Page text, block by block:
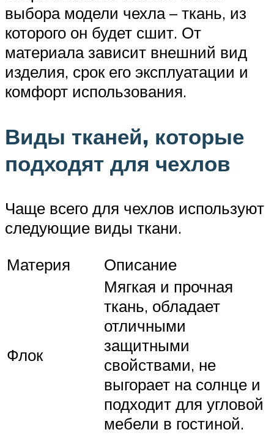
выбора модели чехла – ткань, из
которого он будет сшит. От
материала зависит внешний вид
изделия, срок его эксплуатации и
комфорт использования.
Виды тканей, которые
подходят для чехлов
Чаще всего для чехлов используют
следующие виды ткани.
Материя
Описание
Флок
Мягкая и прочная
ткань, обладает
отличными
защитными
свойствами, не
выгорает на солнце и
подходит для угловой
мебели в гостиной.